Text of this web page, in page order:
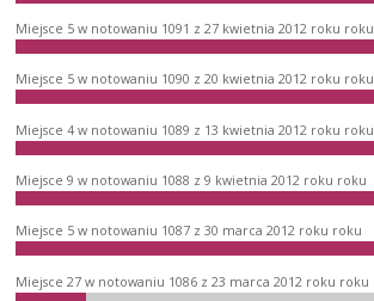
Miejsce 5 w notowaniu 1091 z 27 kwietnia 2012 roku roku
Miejsce 5 w notowaniu 1090 z 20 kwietnia 2012 roku roku
Miejsce 4 w notowaniu 1089 z 13 kwietnia 2012 roku roku
Miejsce 9 w notowaniu 1088 z 9 kwietnia 2012 roku roku
Miejsce 5 w notowaniu 1087 z 30 marca 2012 roku roku
Miejsce 27 w notowaniu 1086 z 23 marca 2012 roku roku